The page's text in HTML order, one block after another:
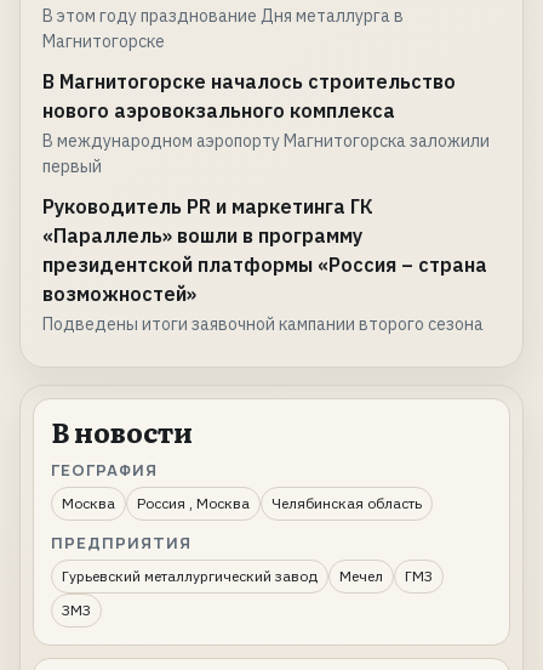
В этом году празднование Дня металлурга в
Магнитогорске
В Магнитогорске началось строительство
нового аэровокзального комплекса
В международном аэропорту Магнитогорска заложили
первый
Руководитель PR и маркетинга ГК
«Параллель» вошли в программу
президентской платформы «Россия – страна
возможностей»
Подведены итоги заявочной кампании второго сезона
В новости
ГЕОГРАФИЯ
Москва Россия , Москва Челябинская область
ПРЕДПРИЯТИЯ
Гурьевский металлургический завод Мечел
ГМЗ
ЗМЗ